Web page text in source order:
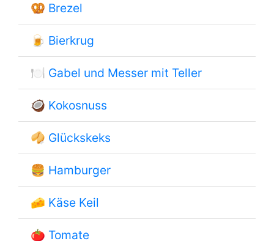
🥨 Brezel
🍺 Bierkrug
🍽 Gabel und Messer mit Teller
🥥 Kokosnuss
🥠 Glückskeks
🍔 Hamburger
🧀 Käse Keil
🍅 Tomate